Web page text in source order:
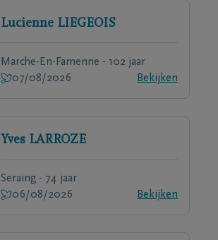
Lucienne LIEGEOIS
Marche-En-Famenne - 102 jaar
07/08/2026
Bekijken
Yves LARROZE
Seraing - 74 jaar
06/08/2026
Bekijken